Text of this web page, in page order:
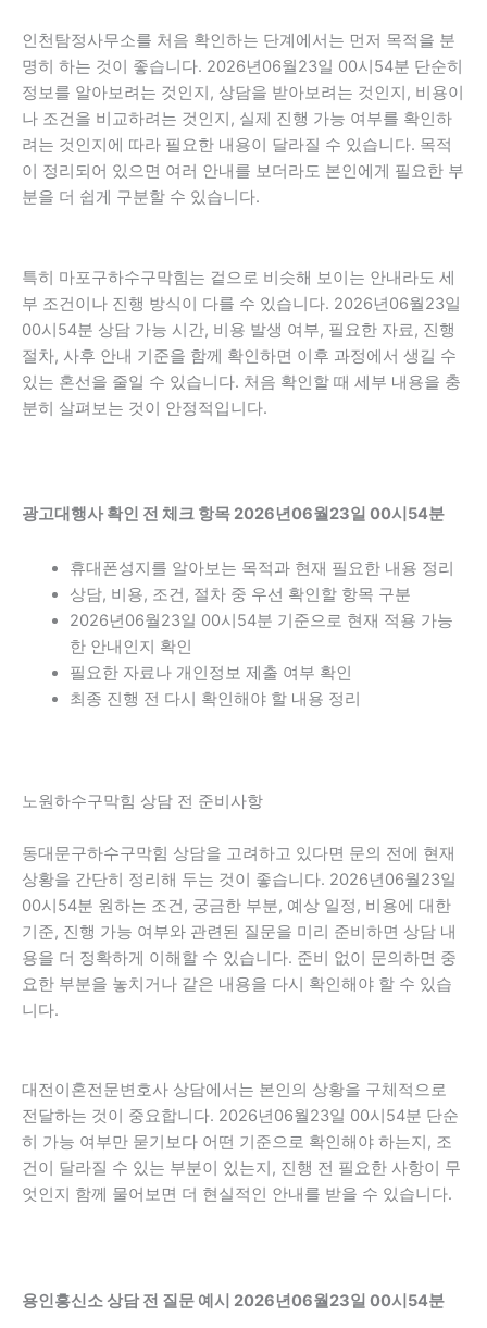
인천탐정사무소를 처음 확인하는 단계에서는 먼저 목적을 분
명히 하는 것이 좋습니다. 2026년06월23일 00시54분 단순히
정보를 알아보려는 것인지, 상담을 받아보려는 것인지, 비용이
나 조건을 비교하려는 것인지, 실제 진행 가능 여부를 확인하
려는 것인지에 따라 필요한 내용이 달라질 수 있습니다. 목적
이 정리되어 있으면 여러 안내를 보더라도 본인에게 필요한 부
분을 더 쉽게 구분할 수 있습니다.
특히 마포구하수구막힘는 겉으로 비슷해 보이는 안내라도 세
부 조건이나 진행 방식이 다를 수 있습니다. 2026년06월23일
00시54분 상담 가능 시간, 비용 발생 여부, 필요한 자료, 진행
절차, 사후 안내 기준을 함께 확인하면 이후 과정에서 생길 수
있는 혼선을 줄일 수 있습니다. 처음 확인할 때 세부 내용을 충
분히 살펴보는 것이 안정적입니다.
광고대행사 확인 전 체크 항목 2026년06월23일 00시54분
휴대폰성지를 알아보는 목적과 현재 필요한 내용 정리
상담, 비용, 조건, 절차 중 우선 확인할 항목 구분
2026년06월23일 00시54분 기준으로 현재 적용 가능
한 안내인지 확인
필요한 자료나 개인정보 제출 여부 확인
최종 진행 전 다시 확인해야 할 내용 정리
노원하수구막힘 상담 전 준비사항
동대문구하수구막힘 상담을 고려하고 있다면 문의 전에 현재
상황을 간단히 정리해 두는 것이 좋습니다. 2026년06월23일
00시54분 원하는 조건, 궁금한 부분, 예상 일정, 비용에 대한
기준, 진행 가능 여부와 관련된 질문을 미리 준비하면 상담 내
용을 더 정확하게 이해할 수 있습니다. 준비 없이 문의하면 중
요한 부분을 놓치거나 같은 내용을 다시 확인해야 할 수 있습
니다.
대전이혼전문변호사 상담에서는 본인의 상황을 구체적으로
전달하는 것이 중요합니다. 2026년06월23일 00시54분 단순
히 가능 여부만 묻기보다 어떤 기준으로 확인해야 하는지, 조
건이 달라질 수 있는 부분이 있는지, 진행 전 필요한 사항이 무
엇인지 함께 물어보면 더 현실적인 안내를 받을 수 있습니다.
용인흥신소 상담 전 질문 예시 2026년06월23일 00시54분